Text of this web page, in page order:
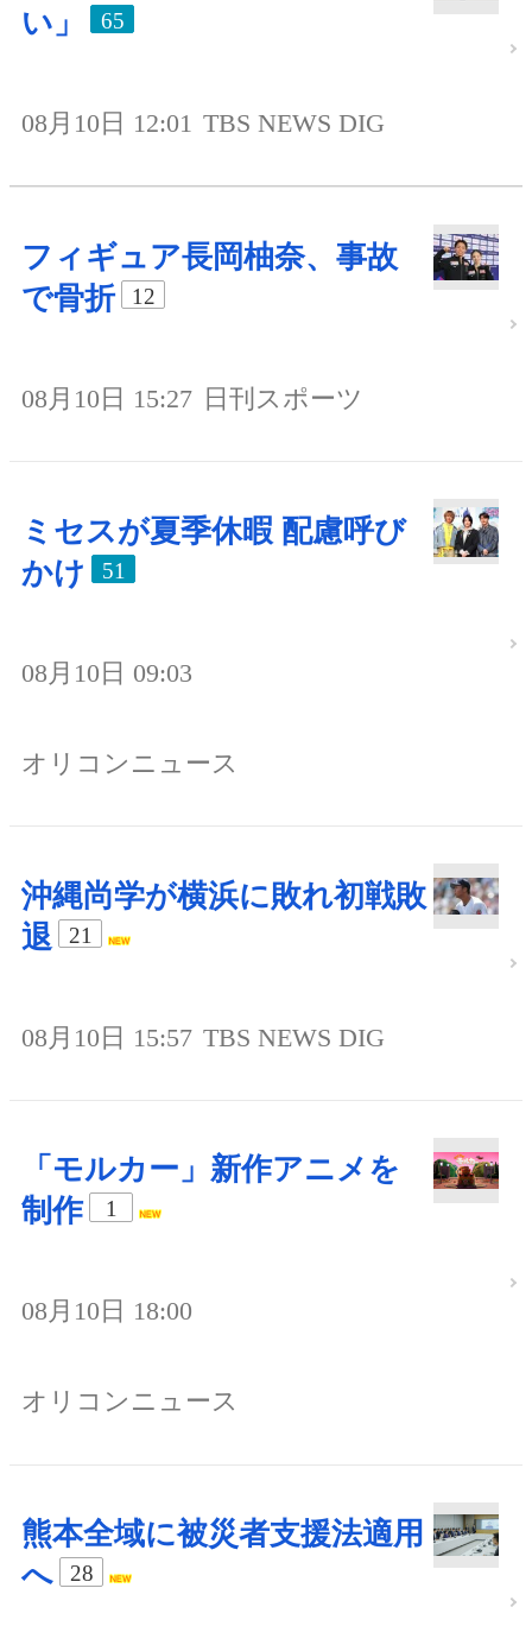
い」
65
08月10日 12:01 TBS NEWS DIG
フィギュア長岡柚奈、事故
で骨折
12
08月10日 15:27 日刊スポーツ
ミセスが夏季休暇 配慮呼び
かけ
51
08月10日 09:03
オリコンニュース
沖縄尚学が横浜に敗れ初戦敗
退
21
08月10日 15:57 TBS NEWS DIG
「モルカー」新作アニメを
制作
1
08月10日 18:00
オリコンニュース
熊本全域に被災者支援法適用
へ
28